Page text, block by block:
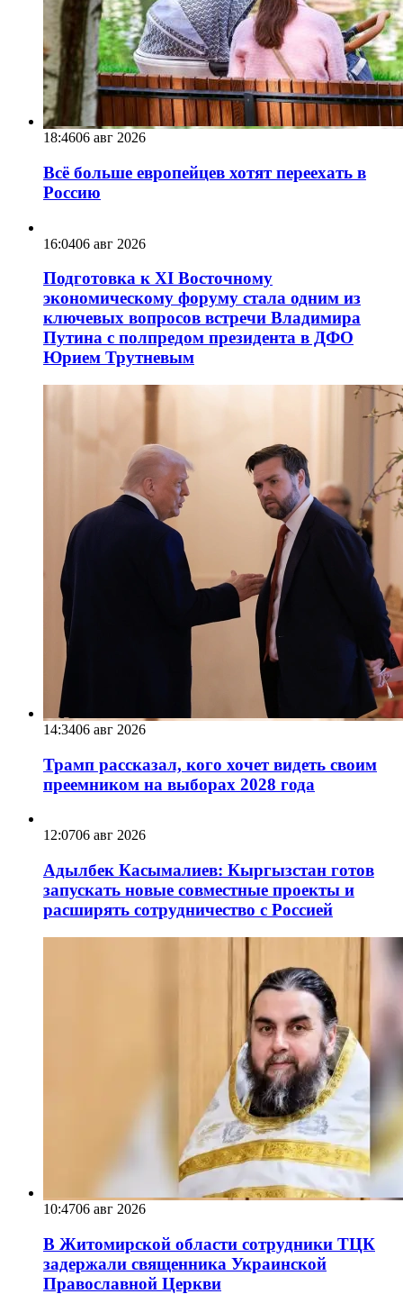
18:4606 авг 2026
Всё больше европейцев хотят переехать в
Россию
16:0406 авг 2026
Подготовка к XI Восточному
экономическому форуму стала одним из
ключевых вопросов встречи Владимира
Путина с полпредом президента в ДФО
Юрием Трутневым
14:3406 авг 2026
Трамп рассказал, кого хочет видеть своим
преемником на выборах 2028 года
12:0706 авг 2026
Адылбек Касымалиев: Кыргызстан готов
запускать новые совместные проекты и
расширять сотрудничество с Россией
10:4706 авг 2026
В Житомирской области сотрудники ТЦК
задержали священника Украинской
Православной Церкви